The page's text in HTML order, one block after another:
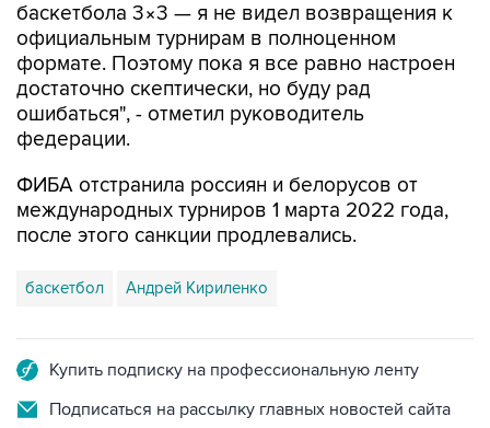
баскетбола 3×3 — я не видел возвращения к
официальным турнирам в полноценном
формате. Поэтому пока я все равно настроен
достаточно скептически, но буду рад
ошибаться", - отметил руководитель
федерации.
ФИБА отстранила россиян и белорусов от
международных турниров 1 марта 2022 года,
после этого санкции продлевались.
баскетбол Андрей Кириленко
Купить подписку на профессиональную ленту
Подписаться на рассылку главных новостей сайта